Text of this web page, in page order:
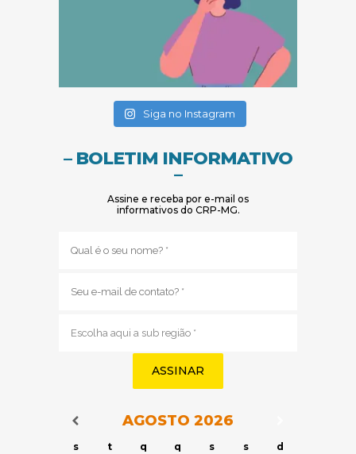
Siga no Instagram
– BOLETIM INFORMATIVO
–
Assine e receba por e-mail os
informativos do CRP-MG.
mail
região
Navegação do Calendário
AGOSTO 2026
s t q q s s
d